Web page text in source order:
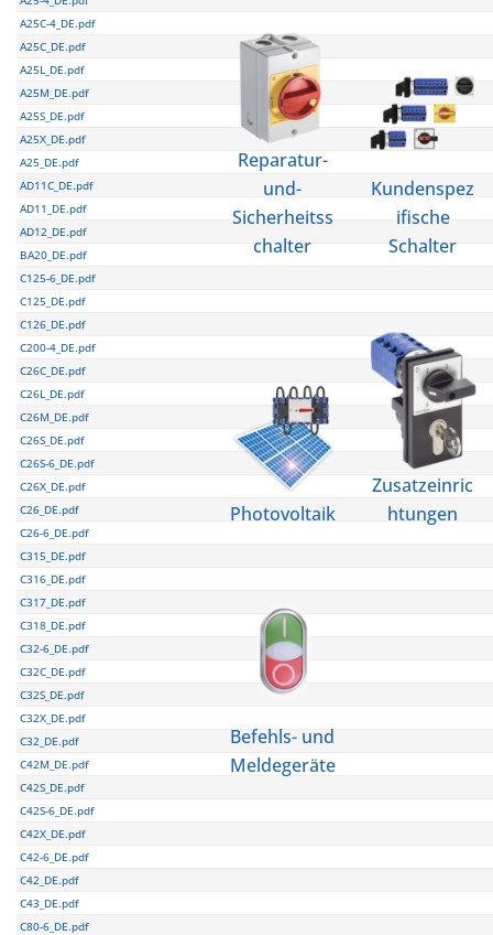
Reparatur-
und-
Sicherheitss
chalter
Kundenspez
ifische
Schalter
Photovoltaik
Zusatzeinric
htungen
Befehls- und
Meldegeräte
A25C-4_DE.pdf
A25C_DE.pdf
A25L_DE.pdf
A25M_DE.pdf
A25S_DE.pdf
A25X_DE.pdf
A25_DE.pdf
AD11C_DE.pdf
AD11_DE.pdf
AD12_DE.pdf
BA20_DE.pdf
C125-6_DE.pdf
C125_DE.pdf
C126_DE.pdf
C200-4_DE.pdf
C26C_DE.pdf
C26L_DE.pdf
C26M_DE.pdf
C26S_DE.pdf
C26S-6_DE.pdf
C26X_DE.pdf
C26_DE.pdf
C26-6_DE.pdf
C315_DE.pdf
C316_DE.pdf
C317_DE.pdf
C318_DE.pdf
C32-6_DE.pdf
C32C_DE.pdf
C32S_DE.pdf
C32X_DE.pdf
C32_DE.pdf
C42M_DE.pdf
C42S_DE.pdf
C42S-6_DE.pdf
C42X_DE.pdf
C42-6_DE.pdf
C42_DE.pdf
C43_DE.pdf
C80-6_DE.pdf